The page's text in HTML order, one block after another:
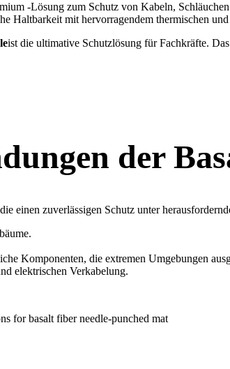
-Lösung zum Schutz von Kabeln,
Haltbarkeit mit hervorragendem thermischen
ist die ultimative Schutzlösung für Fachkräfte.
der
einen zuverlässigen Schutz unter
Komponenten, die extremen Umgebungen
elektrischen Verkabelung.